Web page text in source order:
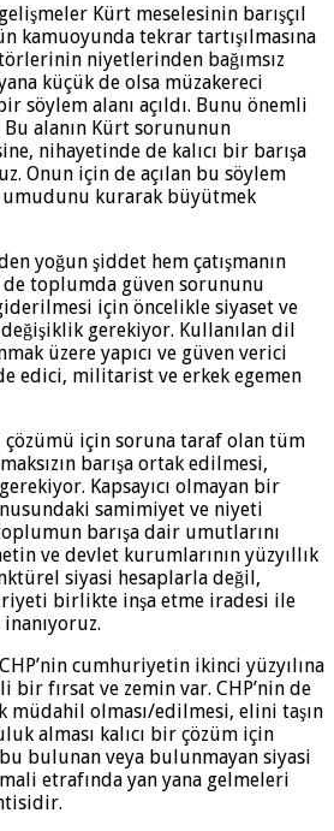
Kürt meselesinin barışçıl
kamuoyunda tekrar tartışılmasına
niyetlerinden bağımsız
küçük de olsa müzakereci
söylem alanı açıldı. Bunu önemli
alanın Kürt sorununun
nihayetinde de kalıcı bir barışa
Onun için de açılan bu söylem
umudunu kurarak büyütmek
yoğun şiddet hem çatışmanın
de toplumda güven sorununu
için öncelikle siyaset ve
gerekiyor. Kullanılan dil
üzere yapıcı ve güven verici
edici, militarist ve erkek egemen
çözümü için soruna taraf olan tüm
barışa ortak edilmesi,
Kapsayıcı olmayan bir
samimiyet ve niyeti
barışa dair umutlarını
ve devlet kurumlarının yüzyıllık
siyasi hesaplarla değil,
birlikte inşa etme iradesi ile
cumhuriyetin ikinci yüzyılına
bir fırsat ve zemin var. CHP’nin de
müdahil olması/edilmesi, elini taşın
alması kalıcı bir çözüm için
bulunan veya bulunmayan siyasi
etrafında yan yana gelmeleri